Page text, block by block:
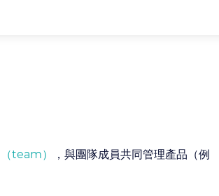
team）
，與團隊成員共同管理產品（例